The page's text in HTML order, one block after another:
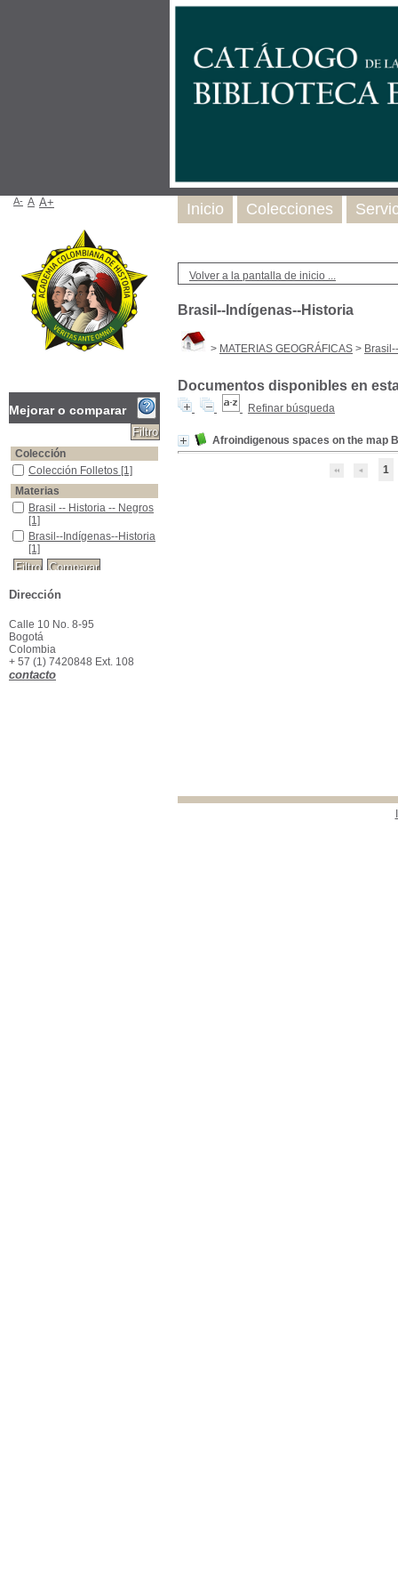
Volver a la pantalla de inicio ...
Brasil--Indígenas--Historia
> MATERIAS GEOGRÁFICAS >
Documentos disponibles en
Refinar búsqueda
Afroindigenous spaces on the map
1
Inicio Colecciones
A- A A+
Mejorar o comparar
Colección
Colección Folletos
Colección Folletos [1]
Materias
Brasil -- Historia -- Negros
Brasil -- Historia -- Negros
[1]
Brasil--Indígenas--Historia
Brasil--Indígenas--Historia
[1]
Dirección
Calle 10 No. 8-95
Bogotá
Colombia
+ 57 (1) 7420848 Ext. 108
contacto